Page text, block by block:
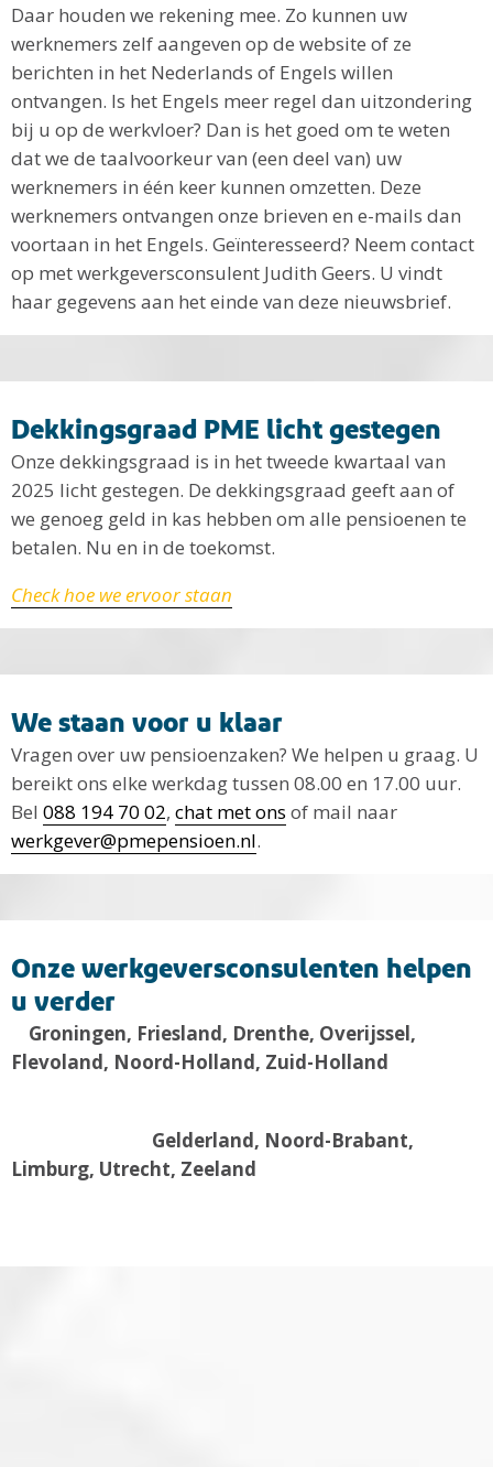
Daar houden we rekening mee. Zo kunnen uw
werknemers zelf aangeven op de website of ze
berichten in het Nederlands of Engels willen
ontvangen. Is het Engels meer regel dan uitzondering
bij u op de werkvloer? Dan is het goed om te weten
dat we de taalvoorkeur van (een deel van) uw
werknemers in één keer kunnen omzetten. Deze
werknemers ontvangen onze brieven en e-mails dan
voortaan in het Engels. Geïnteresseerd? Neem contact
op met werkgeversconsulent Judith Geers. U vindt
haar gegevens aan het einde van deze nieuwsbrief.
Dekkingsgraad PME licht gestegen
Onze dekkingsgraad is in het tweede kwartaal van
2025 licht gestegen. De dekkingsgraad geeft aan of
we genoeg geld in kas hebben om alle pensioenen te
betalen. Nu en in de toekomst.
Check hoe we ervoor staan
We staan voor u klaar
Vragen over uw pensioenzaken? We helpen u graag. U
bereikt ons elke werkdag tussen 08.00 en 17.00 uur.
Bel 088 194 70 02, chat met ons of mail naar
werkgever@pmepensioen.nl.
Onze werkgeversconsulenten helpen
u verder
Groningen, Friesland, Drenthe, Overijssel,
Flevoland, Noord-Holland, Zuid-Holland
Gelderland, Noord-Brabant,
Limburg, Utrecht, Zeeland